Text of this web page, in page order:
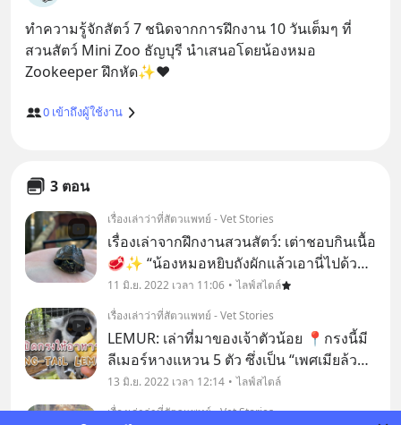
ทำความรู้จักสัตว์ 7 ชนิดจากการฝึกงาน 10 วันเต็มๆ ที่
สวนสัตว์ Mini Zoo ธัญบุรี นำเสนอโดยน้องหมอ
0 เข้าถึงผู้ใช้งาน
3 ตอน
เรื่องเล่าว่าที่สัตวแพทย์ - Vet Stories
เรื่องเล่าจากฝึกงานสวนสัตว์: เต่าชอบกินเนื้อ
🥩✨ “น้องหมอหยิบถังผักแล้วเอานี่ไปด้วย”
พี่ที่ดูแลสวนสัตว์ยื่นถ้วยมาให้ มันคืออกไก่
ดิบที่แล่เป็นชิ้นๆ พอดีคำ 🤔 เอ๋ ปกติเต่ากิน
ผักไม่ใช่หรอ “เนื้อ? อันน
11 มิ.ย. 2022 เวลา 11:06
ไลฟ์สไตล์
เรื่องเล่าว่าที่สัตวแพทย์ - Vet Stories
LEMUR: เล่าที่มาของเจ้าตัวน้อย 📍กรงนี้มี
ลีเมอร์หางแหวน 5 ตัว ซึ่งเป็น “เพศเมียล้วน”
และหนึ่งในนั้นก็เป็นลูกที่พึ่งเกิดได้ไม่กี่เดือน
🤔 หลายคนคงเริ่มสงสัย ไม่มีตัวผู้แล้วลูก
13 มิ.ย. 2022 เวลา 12:14
ไลฟ์สไตล์
เรื่องเล่าว่าที่สัตวแพทย์ - Vet Stories